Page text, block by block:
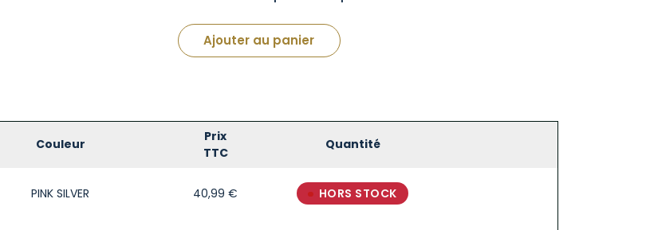
Ajouter au panier
Couleur
Prix
TTC
Quantité
PINK SILVER 40,99 € HORS STOCK